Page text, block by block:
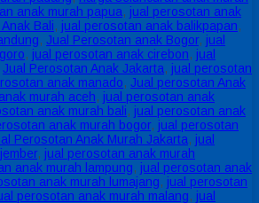
anak murah papua, jual perosotan anak
Bali, jual perosotan anak balikpapan,
, Jual Perosotan anak Bogor, jual
, jual perosotan anak cirebon, jual
Jual Perosotan Anak Jakarta, jual perosotan
anak manado, Jual perosotan Anak
murah aceh, jual perosotan anak
anak murah bali, jual perosotan anak
anak murah bogor, jual perosotan
Perosotan Anak Murah Jakarta, jual
, jual perosotan anak murah
anak murah lampung, jual perosotan anak
anak murah lumajang, jual perosotan
perosotan anak murah malang, jual